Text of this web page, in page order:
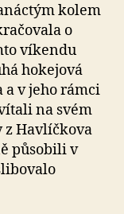
kolem
o
víkendu
hokejová
a v jeho rámci
na svém
z Havlíčkova
působili v